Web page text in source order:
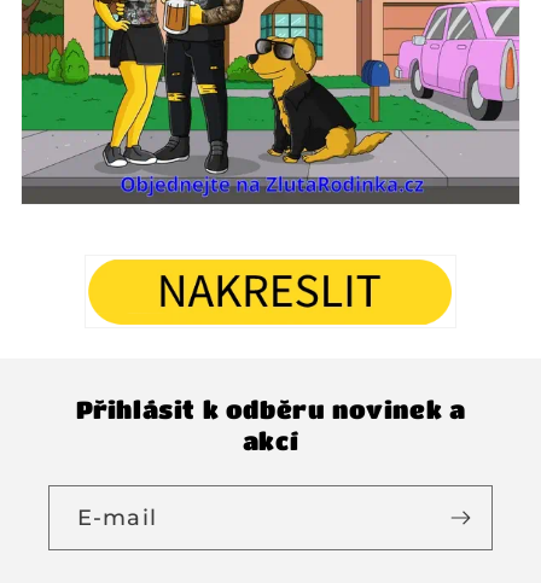
Přihlásit k odběru novinek a
akcí
E-mail